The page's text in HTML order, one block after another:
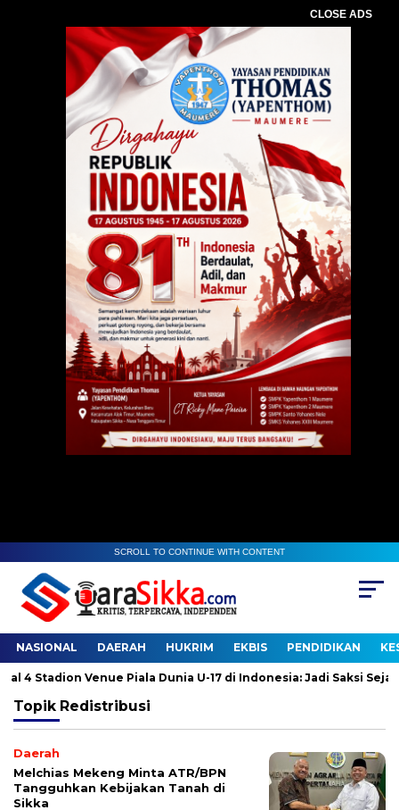
CLOSE ADS
SCROLL TO CONTINUE WITH CONTENT
NASIONAL DAERAH HUKRIM EKBIS PENDIDIKAN
Stadion Venue Piala Dunia U-17 di Indonesia: Jadi Saksi Sejarah
Topik Redistribusi
Daerah
Melchias Mekeng Minta ATR/BPN
Tangguhkan Kebijakan Tanah di
Sikka